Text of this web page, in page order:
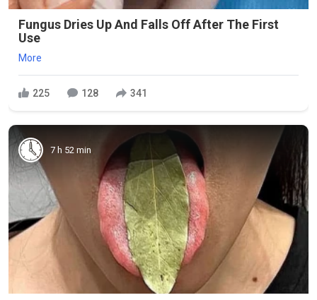
Fungus Dries Up And Falls Off After The First
Use
More
225 128 341
7 h 52 min